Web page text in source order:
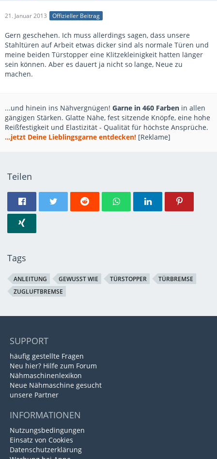
21. Januar 2013 Offizieller Beitrag
Gern geschehen. Ich muss allerdings sagen, dass unsere
Stahltüren auf Arbeit etwas dicker sind als normale Türen und
meine beiden Türstopper eine Klitzekleinigkeit hatten länger
sein können. Aber es dauert ja nicht so lange, Neue zu
machen.
...und hinein ins Nähvergnügen! Garne in 460 Farben in allen
gängigen Stärken. Glatte Nähe, fest sitzende Knöpfe, eine hohe
Reißfestigkeit und Elastizität - Qualität für höchste Ansprüche.
...jetzt Deine Lieblingsgarne entdecken! [Reklame]
Teilen
Tags
ANLEITUNG GEWUSST WIE TÜRSTOPPER
TÜRBREMSE
ZUGLUFTBREMSE
SUPPORT
häufig gestellte Fragen
Neu hier? Hilfe zum Forum
Nähmaschinenlexikon
Neue Nähmaschine gesucht
unsere Partner
INFORMATIONEN
Nutzungsbedingungen
Einsatz von Cookies
Datenschutzerklärung